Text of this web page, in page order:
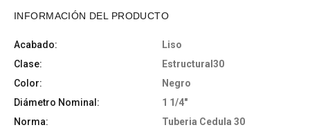
INFORMACIÓN DEL PRODUCTO
Acabado:
Liso
Clase:
Estructural30
Color:
Negro
Diámetro Nominal:
1 1/4"
Norma:
Tuberia Cedula 30